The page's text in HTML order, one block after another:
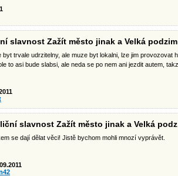
slavnost Zažít město jinak a Velká
trvale udrzitelny, ale muze byt lokalni, lze jim provozovat
to asi bude slabsi, ale neda se po nem ani jezdit autem,
slavnost Zažít město jinak a Velká
se dají dělat věci! Jistě bychom mohli mnozí vyprávět.